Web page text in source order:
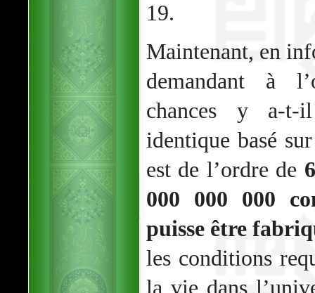
19.
Maintenant, en
demandant à
chances y a-
identique basé
est de l’ordre de
000 000 000
puisse être
les conditions
la vie dans